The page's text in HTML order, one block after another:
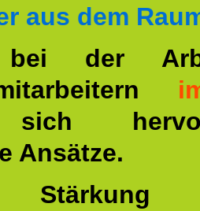
aus dem
bei der
Ansätze.